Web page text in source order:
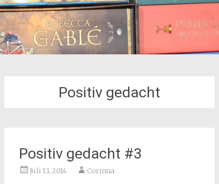
Positiv gedacht
Positiv gedacht #3
Juli 13, 2014 Corinna